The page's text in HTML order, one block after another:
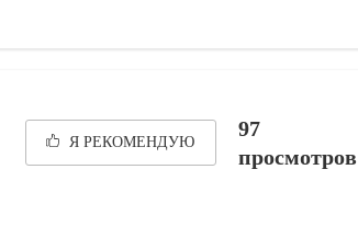
Я РЕКОМЕНДУЮ
97
просмотров